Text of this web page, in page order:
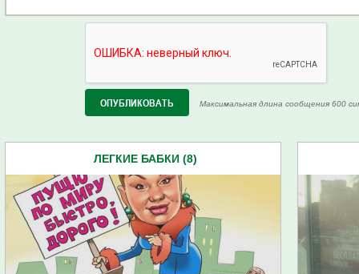
Максимальная длина сообщения 600
ЛЕГКИЕ БАБКИ (8)